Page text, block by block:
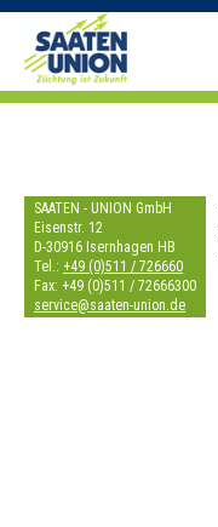
SAATEN - UNION GmbH
Eisenstr. 12
D-30916 Isernhagen HB
Tel.: +49 (0)511 / 726660
Fax: +49 (0)511 / 72666300
service@saaten-union.d e